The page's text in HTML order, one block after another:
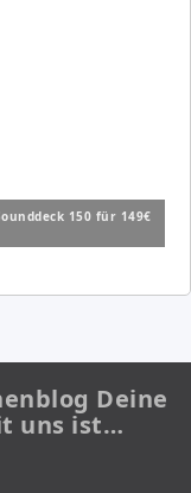
150 für 149€
Deine
uns ist…